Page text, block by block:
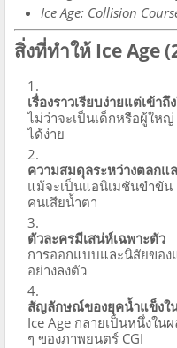
Ice Age: Collision
สิ่งที่ทำให้ Ice Age
เรื่องราวเรียบง่ายแต่เข้าถึ
ไม่ว่าจะเป็นเด็กหรือผู้ให
ได้ง่าย
ความสมดุลระหว่างตลกแ
แม้จะเป็นแอนิเมชันขำขั
คนเสียน้ำตา
ตัวละครมีเสน่ห์เฉพาะตัว
การออกแบบและนิสัยขอ
อย่างลงตัว
สัญลักษณ์ของยุคน้ำแข็งใ
Ice Age กลายเป็นหนึ่งใน
ๆ ของภาพยนตร์ CGI